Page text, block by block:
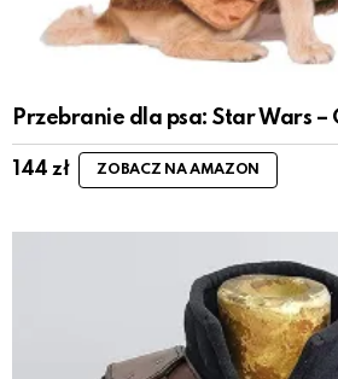
Przebranie dla psa: Star Wars –
144zł ZOBACZ NA AMAZON